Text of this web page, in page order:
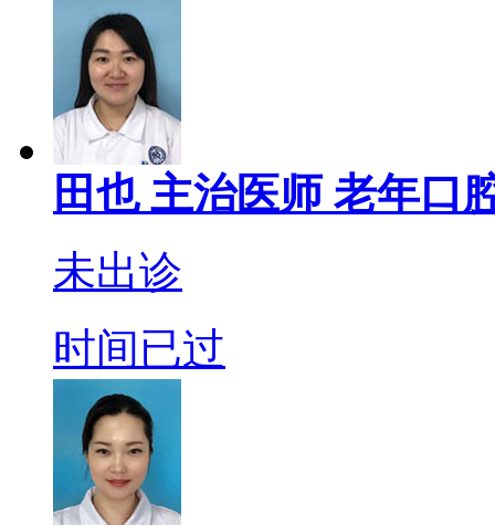
田也 主治医师 老年口
未出诊
时间已过